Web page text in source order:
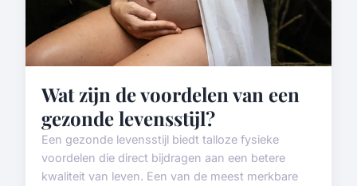
Wat zijn de voordelen van een
gezonde levensstijl?
Een gezonde levensstijl biedt talloze fysieke
voordelen die direct bijdragen aan een betere
kwaliteit van leven. Een van de meest merkbare